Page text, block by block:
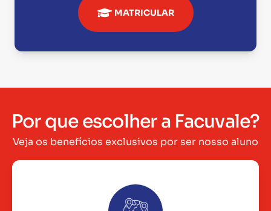
MATRICULAR
Por que escolher a Facuvale?
Veja os benefícios exclusivos por ser nosso aluno